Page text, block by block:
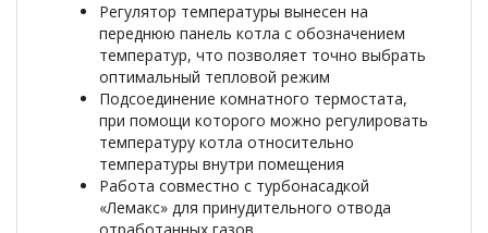
Регулятор температуры вынесен на
переднюю панель котла с обозначением
температур, что позволяет точно выбрать
оптимальный тепловой режим
Подсоединение комнатного термостата,
при помощи которого можно регулировать
температуру котла относительно
температуры внутри помещения
Работа совместно с турбонасадкой
«Лемакс» для принудительного отвода